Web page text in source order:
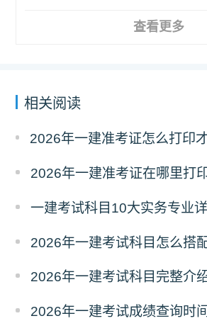
查看更多
相关阅读
2026年一建考试成绩查询时间